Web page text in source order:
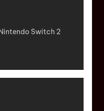
Switch 2